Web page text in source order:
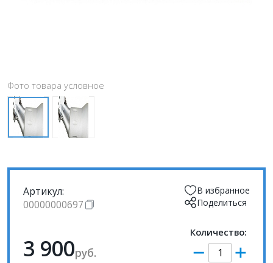
Фото товара условное
Артикул:
00000000697
В избранное
Поделиться
3 900руб.
Количество: